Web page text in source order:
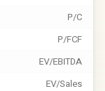
P/C
P/FCF
EV/EBITDA
EV/Sales